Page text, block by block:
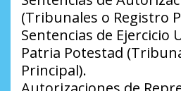
(Tribunales o Registro
Sentencias de Ejercicio
Patria Potestad
Principal).